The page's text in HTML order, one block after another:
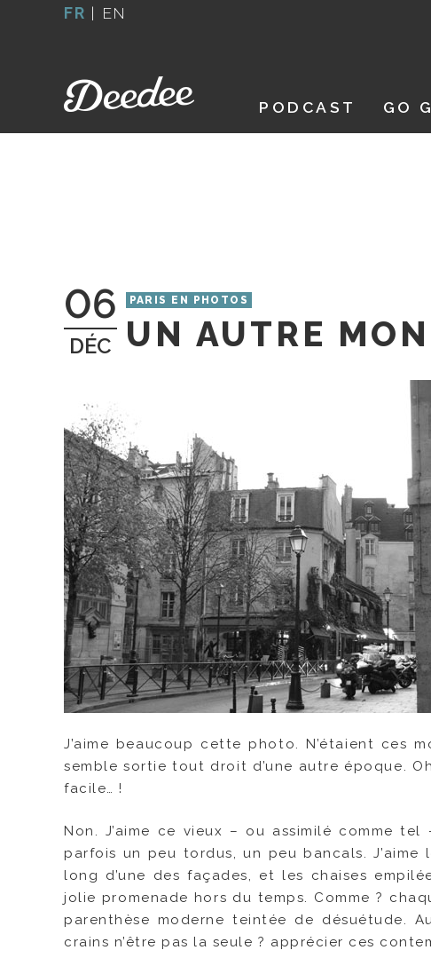
FR | EN
PODCAST GO
06
DÉC
PARIS EN PHOTOS
UN AUTRE
J’aime beaucoup cette photo. N’étaient ces
semble sortie tout droit d’une autre époque.
facile… !
Non. J’aime ce vieux – ou assimilé comme tel
parfois un peu tordus, un peu bancals.
long d’une des façades, et les chaises
jolie promenade hors du temps. Comme ?
parenthèse moderne teintée de désuétude.
crains n’être pas la seule ? apprécier ces